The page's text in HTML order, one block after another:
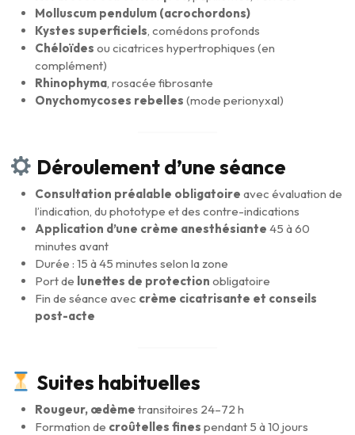
Molluscum pendulum (acrochordons)
Kystes superficiels , comédons profonds
Chéloïdes ou cicatrices hypertrophiques (en
complément)
Rhinophyma , rosacée fibrosante
Onychomycoses rebelles (mode perionyxal)
Déroulement d’une séance
Consultation préalable obligatoire avec évaluation de
l’indication, du phototype et des contre-indications
Application d’une crème anesthésiante 45 à 60
minutes avant
Durée : 15 à 45 minutes selon la zone
Port de lunettes de protection obligatoire
Fin de séance avec crème cicatrisante et conseils
post-acte
Suites habituelles
Rougeur, œdème transitoires 24–72 h
Formation de croûtelles fines pendant 5 à 10 jours